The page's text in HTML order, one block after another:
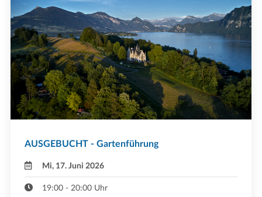
AUSGEBUCHT - Gartenführung
Mi, 17. Juni 2026
19:00 - 20:00 Uhr